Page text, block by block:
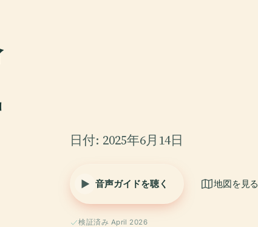
日付: 2025年6月14日
音声ガイドを聴く 地図を見る
検証済み April 2026